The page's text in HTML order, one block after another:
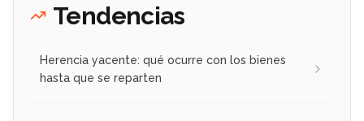
Tendencias
Herencia yacente: qué ocurre con los bienes
hasta que se reparten